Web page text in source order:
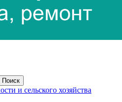
и сельского хозяйства